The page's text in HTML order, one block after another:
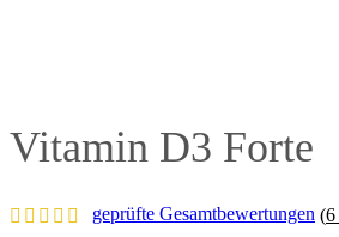
Vitamin D3 Forte
geprüfte Gesamtbewertungen (6